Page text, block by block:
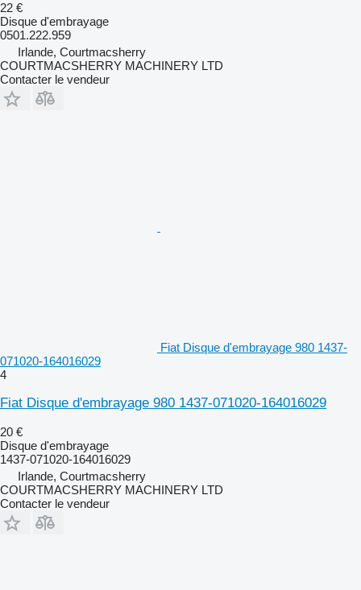
22 €
Disque d'embrayage
0501.222.959
Irlande, Courtmacsherry
COURTMACSHERRY MACHINERY LTD
Contacter le vendeur
Fiat Disque d'embrayage 980 1437-
071020-164016029
4
Fiat Disque d'embrayage 980 1437-071020-164016029
20 €
Disque d'embrayage
1437-071020-164016029
Irlande, Courtmacsherry
COURTMACSHERRY MACHINERY LTD
Contacter le vendeur